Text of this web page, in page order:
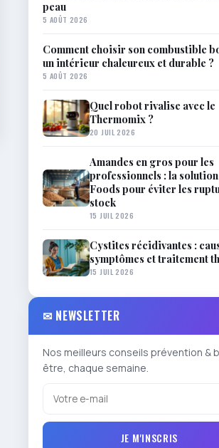
peau
5 AOÛT 2026
Comment choisir son combustible
un intérieur chaleureux et durable ?
5 AOÛT 2026
Quel robot rivalise avec le
Thermomix ?
20 JUIL 2026
Amandes en gros pour les
professionnels : la
Foods pour éviter les
stock
15 JUIL 2026
Cystites récidivantes :
symptômes et traitement
15 JUIL 2026
✉ NEWSLETTER
Nos meilleurs conseils prévention &
être, chaque semaine.
JE M'INSCRIS